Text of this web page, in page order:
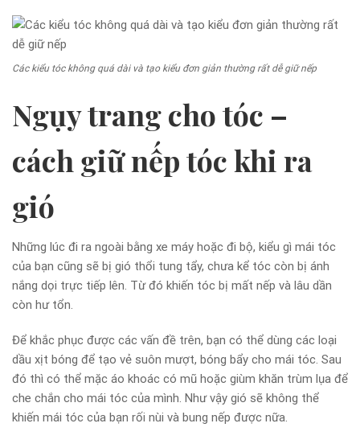
Các kiểu tóc không quá dài và tạo kiểu đơn giản thường rất dễ giữ nếp
Ngụy trang cho tóc –
cách giữ nếp tóc khi ra
gió
Những lúc đi ra ngoài bằng xe máy hoặc đi bộ, kiểu gì mái tóc
của bạn cũng sẽ bị gió thổi tung tẩy, chưa kể tóc còn bị ánh
nắng dọi trực tiếp lên. Từ đó khiến tóc bị mất nếp và lâu dần
còn hư tổn.
Để khắc phục được các vấn đề trên, bạn có thể dùng các loại
dầu xịt bóng để tạo vẻ suôn mượt, bóng bẩy cho mái tóc. Sau
đó thì có thể mặc áo khoác có mũ hoặc giùm khăn trùm lụa để
che chắn cho mái tóc của mình. Như vậy gió sẽ không thể
khiến mái tóc của bạn rối nùi và bung nếp được nữa.